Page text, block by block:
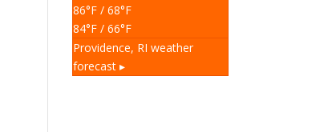
86°F / 68°F
84°F / 66°F
Providence, RI weather
forecast ▸